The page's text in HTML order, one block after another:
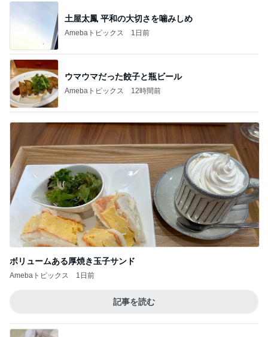
土屋太鳳 平和の大切さを噛みしめ
Amebaトピックス 1日前
ウマウマだった餃子と瓶ビール
Amebaトピックス 12時間前
ボリュームある厚焼き玉子サンド
Amebaトピックス 1日前
記事を読む